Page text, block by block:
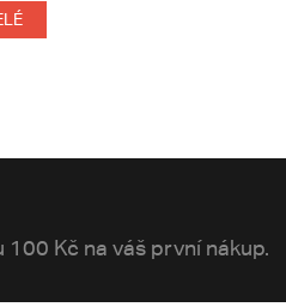
Kč na váš první nákup.